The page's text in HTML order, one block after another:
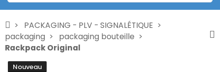
PACKAGING - PLV - SIGNALÉTIQUE
packaging
packaging bouteille
Rackpack Original
Nouveau